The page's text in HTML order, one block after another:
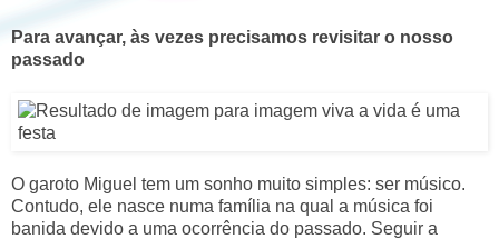
Para avançar, às vezes precisamos revisitar o nosso
passado
O garoto Miguel tem um sonho muito simples: ser músico.
Contudo, ele nasce numa família na qual a música foi
banida devido a uma ocorrência do passado. Seguir a